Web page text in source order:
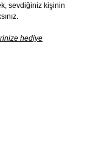
sevdiğiniz kişinin
hediye